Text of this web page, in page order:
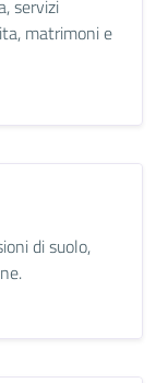
servizi
matrimoni e
di suolo,